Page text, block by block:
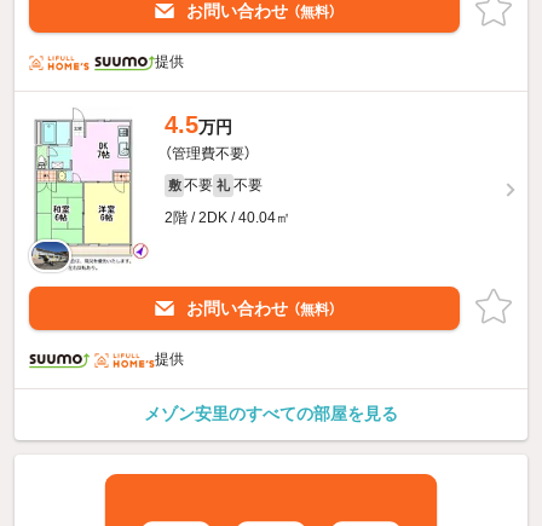
お問い合わせ （無料）
提供
4.5万円
（管理費不要）
敷 不要 礼 不要
2階 / 2DK / 40.04㎡
お問い合わせ （無料）
提供
メゾン安里のすべての部屋を見る